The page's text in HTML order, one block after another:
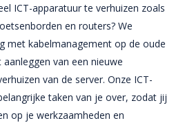
ICT-apparatuur te verhuizen zoals
en routers? We
met kabelmanagement op de oude
van een nieuwe
van de server. Onze ICT-
taken van je over, zodat jij
op je werkzaamheden en